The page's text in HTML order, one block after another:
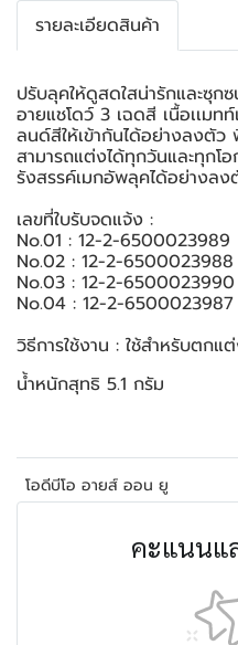
รายละเอียดสินค้า
ปรับลุคให้ดูสดใสน่ารักและซุ
อายแชโดว์ 3 เฉดสี เนื้อเเมท
ลนด์สีให้เข้ากันได้อย่างลงตั
สามารถแต่งได้ทุกวันและทุกโ
รังสรรค์เมกอัพลุคได้อย่างลง
เลขที่ใบรับจดแจ้ง :
No.01 : 12-2-6500023989
No.02 : 12-2-6500023988
No.03 : 12-2-6500023990
No.04 : 12-2-6500023987
วิธีการใช้งาน : ใช้สำหรับตกแ
น้ำหนักสุทธิ 5.1 กรัม
โอดีบีโอ อายส์ ออน ยู
คะแนนแ